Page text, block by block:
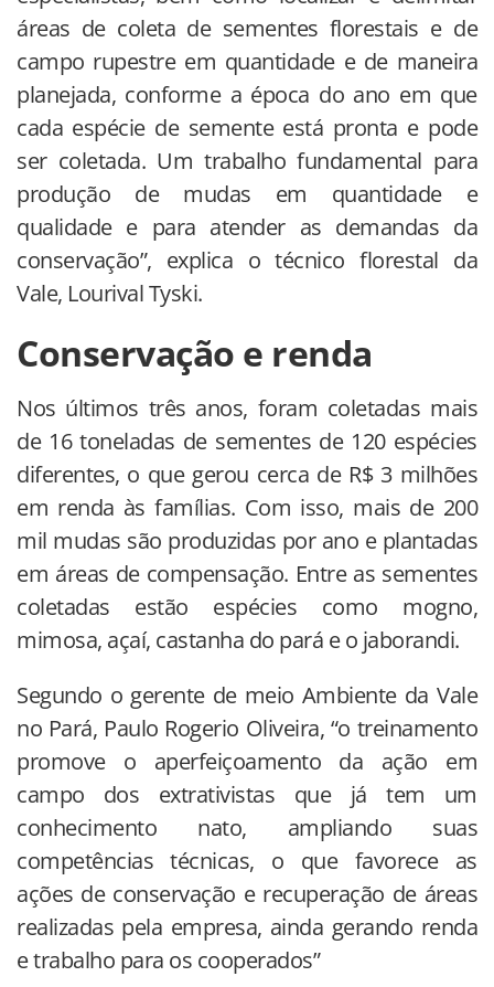
áreas de coleta de sementes florestais e de
campo rupestre em quantidade e de maneira
planejada, conforme a época do ano em que
cada espécie de semente está pronta e pode
ser coletada. Um trabalho fundamental para
produção de mudas em quantidade e
qualidade e para atender as demandas da
conservação”, explica o técnico florestal da
Vale, Lourival Tyski.
Conservação e renda
Nos últimos três anos, foram coletadas mais
de 16 toneladas de sementes de 120 espécies
diferentes, o que gerou cerca de R$ 3 milhões
em renda às famílias. Com isso, mais de 200
mil mudas são produzidas por ano e plantadas
em áreas de compensação. Entre as sementes
coletadas estão espécies como mogno,
mimosa, açaí, castanha do pará e o jaborandi.
Segundo o gerente de meio Ambiente da Vale
no Pará, Paulo Rogerio Oliveira, “o treinamento
promove o aperfeiçoamento da ação em
campo dos extrativistas que já tem um
conhecimento nato, ampliando suas
competências técnicas, o que favorece as
ações de conservação e recuperação de áreas
realizadas pela empresa, ainda gerando renda
e trabalho para os cooperados”